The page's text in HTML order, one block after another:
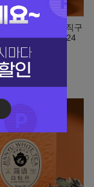
할인중
(해외직구
향 복정백차 2024
단 10g
원